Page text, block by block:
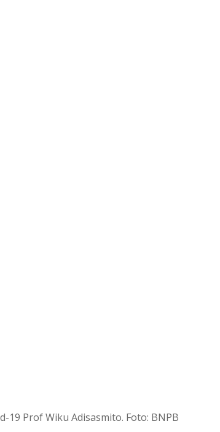
19 Prof Wiku Adisasmito. Foto: BNPB